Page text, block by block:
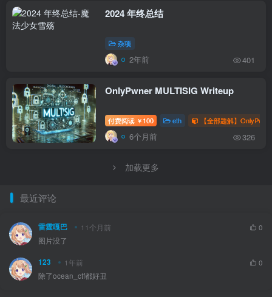
2024 年终总结
杂项
2年前 401
OnlyPwner MULTISIG Writeup
付费阅读 ￥ 100 eth 【全部题解】
6个月前 326
加载更多
最近评论
雷霆嘎巴 11个月前
0
图片没了
123 1年前
0
除了ocean_ctf都好丑